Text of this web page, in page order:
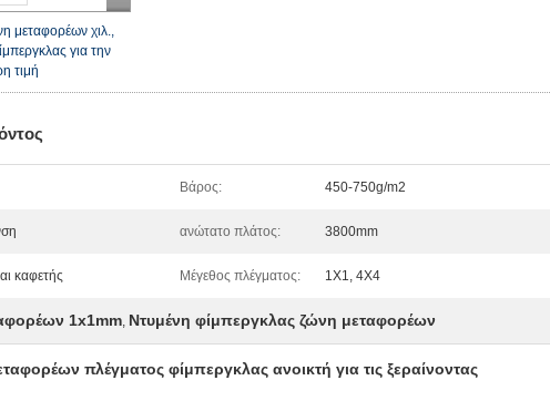
μεταφορέων χιλ.,
για την
τιμή
Βάρος: 450-750g/m2
ανώτατο πλάτος: 3800mm
καφετής Μέγεθος πλέγματος: 1X1, 4X4
1x1mm, Ντυμένη φίμπεργκλας ζώνη μεταφορέων
πλέγματος φίμπεργκλας ανοικτή για τις ξεραίνοντας